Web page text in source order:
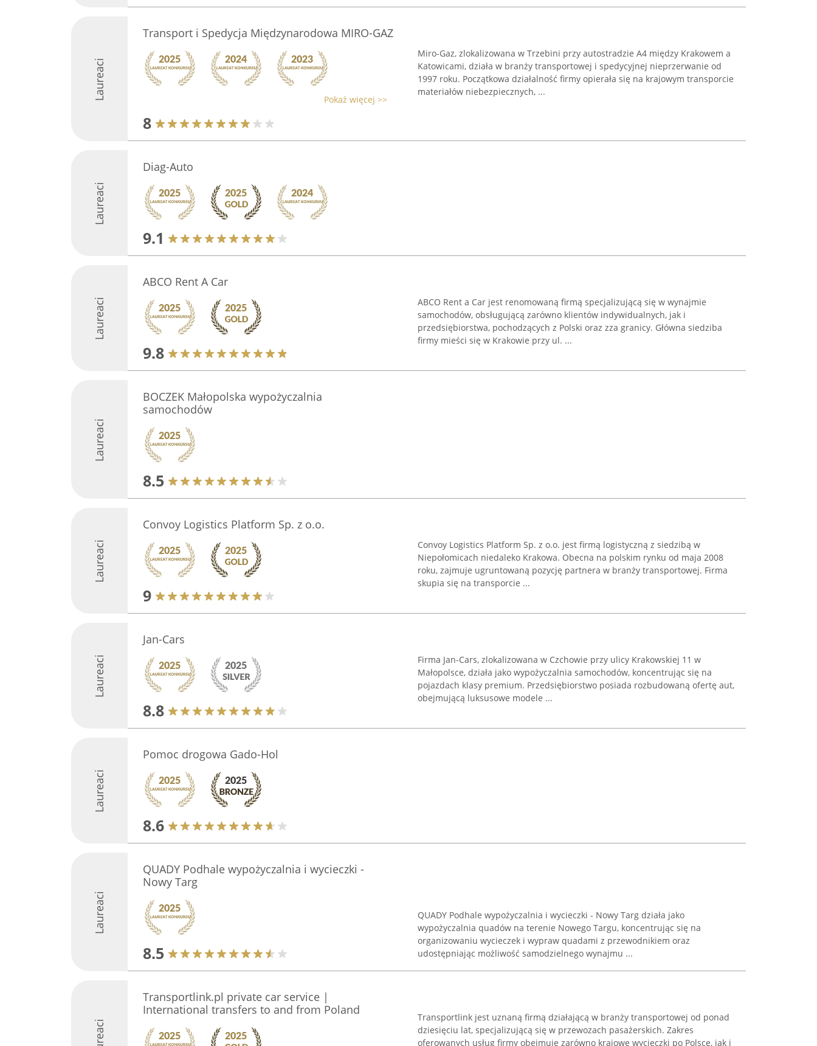
Laureaci
Transport i Spedycja Międzynarodowa MIRO-GAZ
Pokaż więcej >>
8
Miro-Gaz, zlokalizowana w Trzebini przy autostradzie A4 między Krakowem a
Katowicami, działa w branży transportowej i spedycyjnej nieprzerwanie od
1997 roku. Początkowa działalność firmy opierała się na krajowym transporcie
materiałów niebezpiecznych, ...
Laureaci
Diag-Auto
9.1
Laureaci
ABCO Rent A Car
9.8
ABCO Rent a Car jest renomowaną firmą specjalizującą się w wynajmie
samochodów, obsługującą zarówno klientów indywidualnych, jak i
przedsiębiorstwa, pochodzących z Polski oraz zza granicy. Główna siedziba
firmy mieści się w Krakowie przy ul. ...
Laureaci
BOCZEK Małopolska wypożyczalnia
samochodów
8.5
Laureaci
Convoy Logistics Platform Sp. z o.o.
9
Convoy Logistics Platform Sp. z o.o. jest firmą logistyczną z siedzibą w
Niepołomicach niedaleko Krakowa. Obecna na polskim rynku od maja 2008
roku, zajmuje ugruntowaną pozycję partnera w branży transportowej. Firma
skupia się na transporcie ...
Laureaci
Jan-Cars
8.8
Firma Jan-Cars, zlokalizowana w Czchowie przy ulicy Krakowskiej 11 w
Małopolsce, działa jako wypożyczalnia samochodów, koncentrując się na
pojazdach klasy premium. Przedsiębiorstwo posiada rozbudowaną ofertę aut,
obejmującą luksusowe modele ...
Laureaci
Pomoc drogowa Gado-Hol
8.6
Laureaci
QUADY Podhale wypożyczalnia i wycieczki -
Nowy Targ
8.5
QUADY Podhale wypożyczalnia i wycieczki - Nowy Targ działa jako
wypożyczalnia quadów na terenie Nowego Targu, koncentrując się na
organizowaniu wycieczek i wypraw quadami z przewodnikiem oraz
udostępniając możliwość samodzielnego wynajmu ...
Transportlink.pl private car service |
International transfers to and from Poland
Transportlink jest uznaną firmą działającą w branży transportowej od ponad
dziesięciu lat, specjalizującą się w przewozach pasażerskich. Zakres
oferowanych usług firmy obejmuje zarówno krajowe wycieczki po Polsce, jak i